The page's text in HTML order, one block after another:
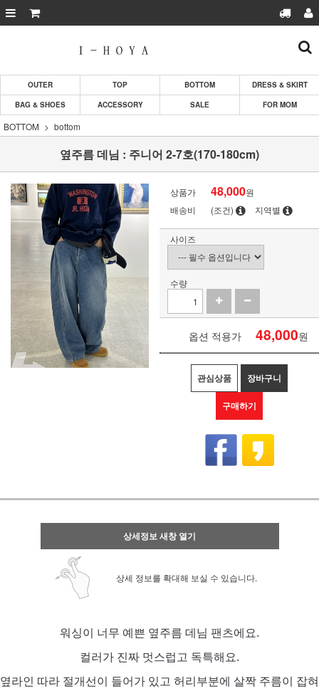
OUTER TOP BOTTOM
DRESS & SKIRT
BAG & SHOES
ACCESSORY SALE FOR MOM
BOTTOM bottom
옆주름 데님 : 주니어 2-7호(170-180cm)
상품가 48,000원
배송비
(조건) 지역별
사이즈
수량
옵션 적용가 48,000원
관심상품 장바구니
구매하기
상세정보 새창 열기
상세 정보를 확대해 보실 수 있습니다.
워싱이 너무 예쁜 옆주름 데님 팬츠에요.
컬러가 진짜 멋스럽고 독특해요.
옆라인 따라 절개선이 들어가 있고 허리부분에 살짝 주름이 잡혀